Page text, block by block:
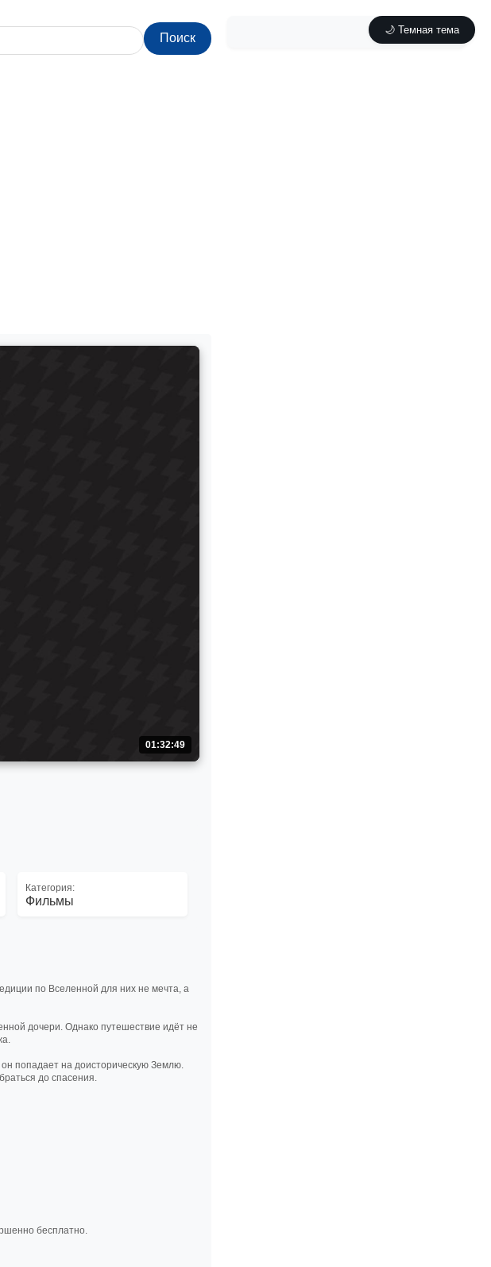
🌙 Темная тема
Поиск
01:32:49
Категория:
Фильмы
по Вселенной для них не мечта, а
дочери. Однако путешествие идёт не
попадает на доисторическую Землю.
до спасения.
бесплатно.